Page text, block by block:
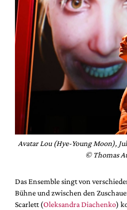
Avatar Lou (Hye-Young Moon),
© Thomas
Das Ensemble singt von
Bühne und zwischen den
Scarlett (Oleksandra Diachenko)